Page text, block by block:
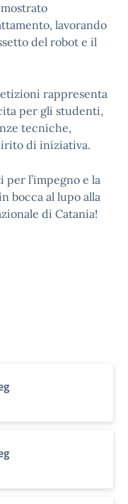
lavorando
del robot e il
rappresenta
per gli studenti,
tecniche,
di iniziativa.
l’impegno e la
bocca al lupo alla
di Catania!